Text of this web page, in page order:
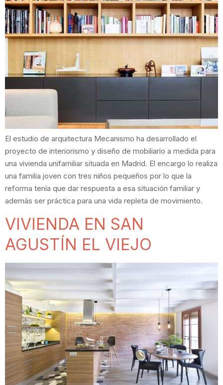
El estudio de arquitectura Mecanismo ha desarrollado el
proyecto de interiorismo y diseño de mobiliario a medida para
una vivienda unifamiliar situada en Madrid. El encargo lo realiza
una familia joven con tres niños pequeños por lo que la
reforma tenía que dar respuesta a esa situación familiar y
además ser práctica para una vida repleta de movimiento.
VIVIENDA EN SAN
AGUSTÍN EL VIEJO